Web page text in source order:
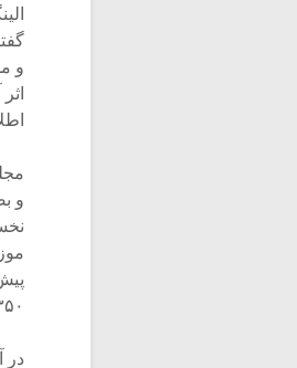
و
و
۱۳۵۰ از انتشار